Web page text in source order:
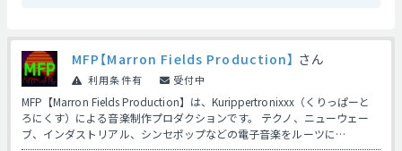
MFP【Marron Fields Production】 さん
利用条件有 受付中
MFP【Marron Fields Production】は、Kurippertronixxx（くりっぱーと
ろにくす）による音楽制作プロダクションです。 テクノ、ニューウェー
ブ、インダストリアル、シンセポップなどの電子音楽をルーツに…